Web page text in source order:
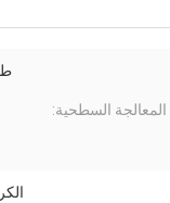
المعالجة السطحية: